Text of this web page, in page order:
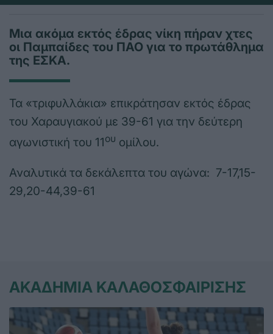
Μια ακόμα εκτός έδρας νίκη πήραν χτες
οι Παμπαίδες του ΠΑΟ για το πρωτάθλημα
της ΕΣΚΑ.
Τα «τριφυλλάκια» επικράτησαν εκτός έδρας
του Χαραυγιακού με 39-61 για την δεύτερη
αγωνιστική του 11ου ομίλου.
Αναλυτικά τα δεκάλεπτα του αγώνα: 7-17,15-
29,20-44,39-61
ΑΚΑΔΗΜΙΑ ΚΑΛΑΘΟΣΦΑΙΡΙΣΗΣ